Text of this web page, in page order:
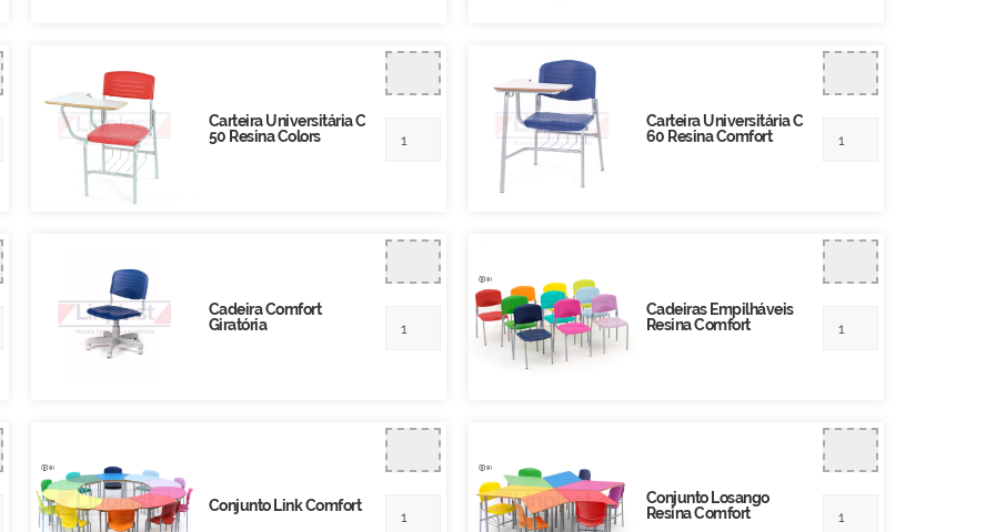
Carteira Universitária C
50 Resina Colors
Carteira Universitária C
60 Resina Comfort
Cadeira Comfort
Giratória
Cadeiras Empilháveis
Resina Comfort
Conjunto Link Comfort
Conjunto Losango
Resina Comfort